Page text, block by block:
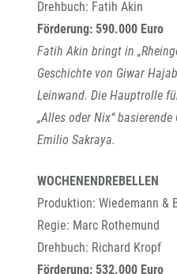
Drehbuch: Fatih Akin
Förderung: 590.000 Euro
Fatih Akin bringt in
Geschichte von Giwar
Leinwand. Die Hauptrolle
„Alles oder Nix“
Emilio Sakraya.
WOCHENENDREBELLEN
Produktion: Wiedemann &
Regie: Marc Rothemund
Drehbuch: Richard Kropf
Förderung: 532.000 Euro